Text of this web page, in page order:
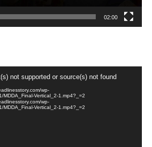
02:00
not supported or source(s) not found
wp-
Vertical_2-1.mp4?_=2
wp-
Vertical_2-1.mp4?_=2